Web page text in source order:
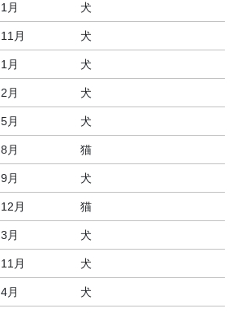
1月 犬
11月 犬
1月 犬
2月 犬
5月 犬
8月 猫
9月 犬
12月 猫
3月 犬
11月 犬
4月 犬